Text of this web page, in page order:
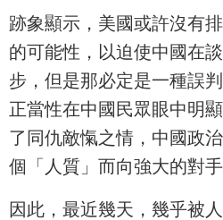
跡象顯示，美國或許沒有
的可能性，以迫使中國在
步，但是那必定是一種誤
正當性在中國民眾眼中明
了同仇敵愾之情，中國政
個「人質」而向強大的對手
因此，最近幾天，幾乎被